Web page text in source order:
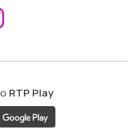
ao
RTP Play